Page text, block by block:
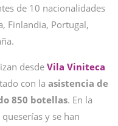
de 10 nacionalidades
Finlandia, Portugal,
desde Vila Viniteca
con la asistencia de
850 botellas. En la
y se han